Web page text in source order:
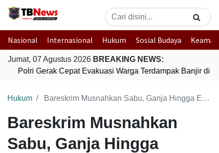
Nasional Internasional Hukum Sosial Budaya
Jumat, 07 Agustus 2026 BREAKING NEWS:
Polri Gerak Cepat Evakuasi Warga Terdampak Banjir di
Hukum Bareskrim Musnahkan Sabu, Ganja Hingga Ekstasi: 1,3 Juta Jiwa Terselamatkan
Bareskrim Musnahkan
Sabu, Ganja Hingga